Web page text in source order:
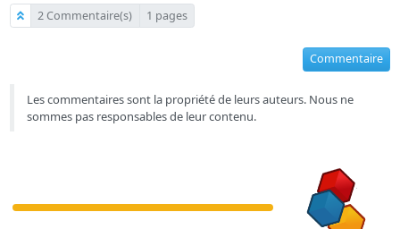
2 Commentaire(s) 1 pages
Commentaire
Les commentaires sont la propriété de leurs auteurs. Nous ne
sommes pas responsables de leur contenu.